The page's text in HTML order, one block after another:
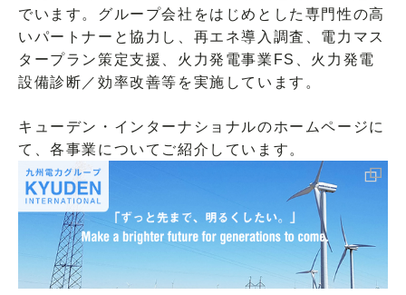
でいます。グループ会社をはじめとした専門性の高
いパートナーと協力し、再エネ導入調査、電力マス
タープラン策定支援、火力発電事業FS、火力発電
設備診断／効率改善等を実施しています。
キューデン・インターナショナルのホームページに
て、各事業についてご紹介しています。